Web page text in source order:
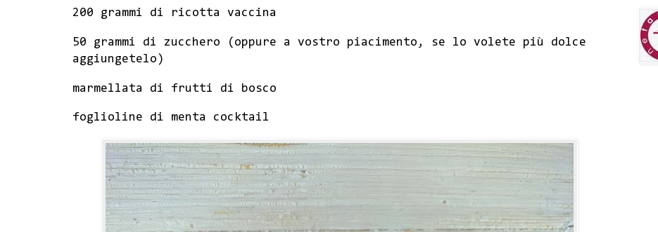
200 grammi di ricotta vaccina
50 grammi di zucchero (oppure a vostro piacimento, se lo volete più dolce
aggiungetelo)
marmellata di frutti di bosco
foglioline di menta cocktail